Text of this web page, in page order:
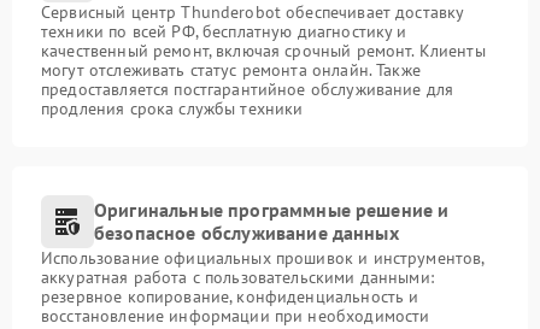
Сервисный центр Thunderobot обеспечивает доставку
техники по всей РФ, бесплатную диагностику и
качественный ремонт, включая срочный ремонт. Клиенты
могут отслеживать статус ремонта онлайн. Также
предоставляется постгарантийное обслуживание для
продления срока службы техники
Оригинальные программные решение и
безопасное обслуживание данных
Использование официальных прошивок и инструментов,
аккуратная работа с пользовательскими данными:
резервное копирование, конфиденциальность и
восстановление информации при необходимости